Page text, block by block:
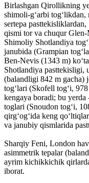
Birlashgan Qirollikning
shimoli-gʻarbi
sertepa
qismi tor va chuqur Glen-
Shimoliy Shotlandiya
janubida (Grampian
Ben-Nevis (1343 m)
Shotlandiya pasttekisligi,
(balandligi 842 m gacha)
togʻlari (Skofell togʻi,
kengaya boradi; bu
toglari (Snoudon togʻi,
qirgʻogʻida keng
va janubiy qismlarida
Sharqiy Feni, London
asimmetrik tepalar
ayrim kichikkichik
iborat.